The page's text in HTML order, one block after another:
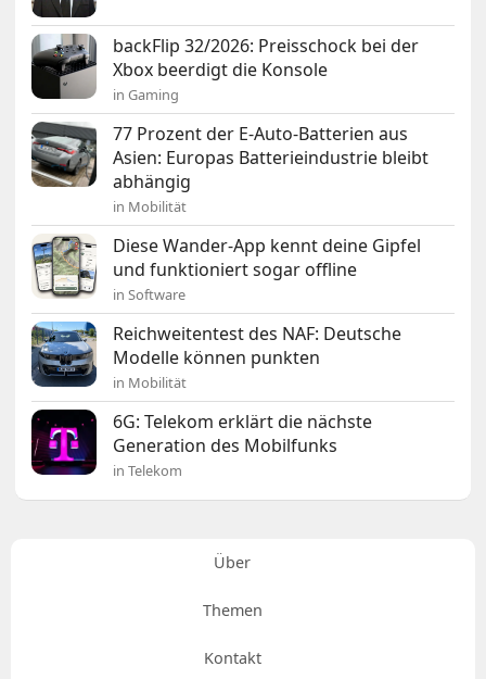
backFlip 32/2026: Preisschock bei der
Xbox beerdigt die Konsole
in Gaming
77 Prozent der E-Auto-Batterien aus
Asien: Europas Batterieindustrie bleibt
abhängig
in Mobilität
Diese Wander-App kennt deine Gipfel
und funktioniert sogar offline
in Software
Reichweitentest des NAF: Deutsche
Modelle können punkten
in Mobilität
6G: Telekom erklärt die nächste
Generation des Mobilfunks
in Telekom
Über
Themen
Kontakt